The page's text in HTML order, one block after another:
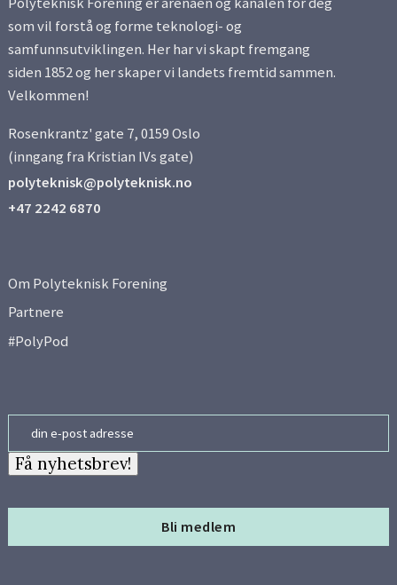
som vil forstå og forme teknologi- og
samfunnsutviklingen. Her har vi skapt fremgang
siden 1852 og her skaper vi landets fremtid sammen.
Velkommen!
Rosenkrantz' gate 7, 0159 Oslo
(inngang fra Kristian IVs gate)
polyteknisk@polyteknisk.no
+47 2242 6870
Om Polyteknisk Forening
Partnere
#PolyPod
Bli medlem
Få nyhetsbrev!